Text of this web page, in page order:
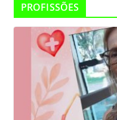
PROFISSÕES